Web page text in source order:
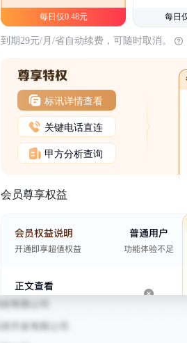
每日仅0.48元 每日
到期29元/月/省自动续费，可随时取消。
标讯详情查看
关键电话直连
甲方分析查询
会员尊享权益